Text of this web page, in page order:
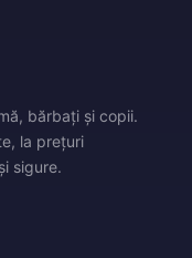
bărbați și copii.
la prețuri
sigure.